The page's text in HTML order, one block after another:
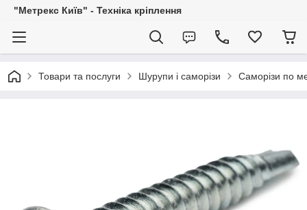
"Метрекс Київ" - Техніка кріплення
Товари та послуги Шурупи і саморізи Саморізи по